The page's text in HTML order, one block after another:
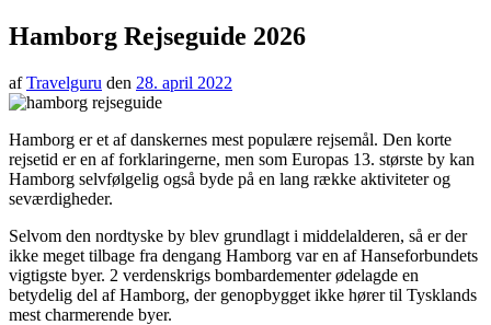
Hamborg Rejseguide 2026
afTravelguru den 28. april 2022
Hamborg er et af danskernes mest populære rejsemål. Den korte
rejsetid er en af forklaringerne, men som Europas 13. største by kan
Hamborg selvfølgelig også byde på en lang række aktiviteter og
seværdigheder.
Selvom den nordtyske by blev grundlagt i middelalderen, så er der
ikke meget tilbage fra dengang Hamborg var en af Hanseforbundets
vigtigste byer. 2 verdenskrigs bombardementer ødelagde en
betydelig del af Hamborg, der genopbygget ikke hører til Tysklands
mest charmerende byer.